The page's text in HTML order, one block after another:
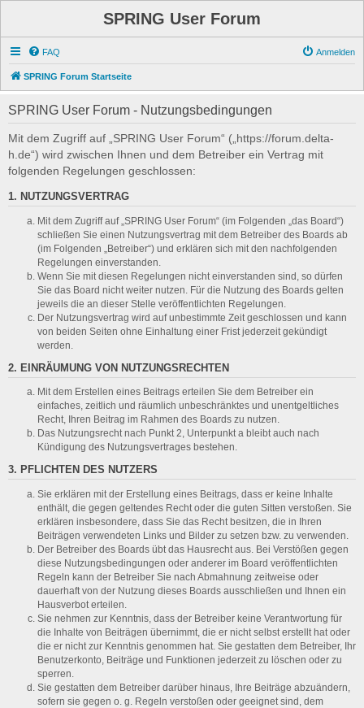
SPRING User Forum
FAQ Anmelden
SPRING Forum Startseite
SPRING User Forum - Nutzungsbedingungen
Mit dem Zugriff auf „SPRING User Forum“ („https://forum.delta-
h.de“) wird zwischen Ihnen und dem Betreiber ein Vertrag mit
folgenden Regelungen geschlossen:
1. NUTZUNGSVERTRAG
Mit dem Zugriff auf „SPRING User Forum“ (im Folgenden „das Board“)
schließen Sie einen Nutzungsvertrag mit dem Betreiber des Boards ab
(im Folgenden „Betreiber“) und erklären sich mit den nachfolgenden
Regelungen einverstanden.
Wenn Sie mit diesen Regelungen nicht einverstanden sind, so dürfen
Sie das Board nicht weiter nutzen. Für die Nutzung des Boards gelten
jeweils die an dieser Stelle veröffentlichten Regelungen.
Der Nutzungsvertrag wird auf unbestimmte Zeit geschlossen und kann
von beiden Seiten ohne Einhaltung einer Frist jederzeit gekündigt
werden.
2. EINRÄUMUNG VON NUTZUNGSRECHTEN
Mit dem Erstellen eines Beitrags erteilen Sie dem Betreiber ein
einfaches, zeitlich und räumlich unbeschränktes und unentgeltliches
Recht, Ihren Beitrag im Rahmen des Boards zu nutzen.
Das Nutzungsrecht nach Punkt 2, Unterpunkt a bleibt auch nach
Kündigung des Nutzungsvertrages bestehen.
3. PFLICHTEN DES NUTZERS
Sie erklären mit der Erstellung eines Beitrags, dass er keine Inhalte
enthält, die gegen geltendes Recht oder die guten Sitten verstoßen. Sie
erklären insbesondere, dass Sie das Recht besitzen, die in Ihren
Beiträgen verwendeten Links und Bilder zu setzen bzw. zu verwenden.
Der Betreiber des Boards übt das Hausrecht aus. Bei Verstößen gegen
diese Nutzungsbedingungen oder anderer im Board veröffentlichten
Regeln kann der Betreiber Sie nach Abmahnung zeitweise oder
dauerhaft von der Nutzung dieses Boards ausschließen und Ihnen ein
Hausverbot erteilen.
Sie nehmen zur Kenntnis, dass der Betreiber keine Verantwortung für
die Inhalte von Beiträgen übernimmt, die er nicht selbst erstellt hat oder
die er nicht zur Kenntnis genommen hat. Sie gestatten dem Betreiber, Ihr
Benutzerkonto, Beiträge und Funktionen jederzeit zu löschen oder zu
sperren.
Sie gestatten dem Betreiber darüber hinaus, Ihre Beiträge abzuändern,
sofern sie gegen o. g. Regeln verstoßen oder geeignet sind, dem